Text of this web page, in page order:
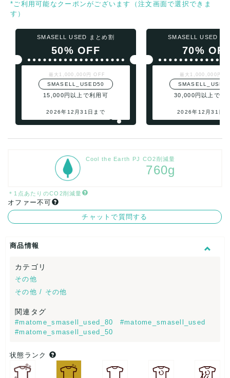
*ご利用可能なクーポンがございます（注文画面で選択できま
す）
SMASELL USED まとめ割
50% OFF
最大1,000,000円 OFF
SMASELL_USED50
15,000円以上で利用可
2026年12月31日まで
SMASELL USED ま
70%
最大1,000,000円
30,000円以上で利
2026年12月31日
Cool the Earth PJ CO2削減量
760g
＊1点あたりのCO2削減量
オファー不可
チャットで質問する
商品情報
カテゴリ
その他
その他 / その他
関連タグ
#matome_smasell_used_80
#matome_smasell_used
#matome_smasell_used_50
状態ランク